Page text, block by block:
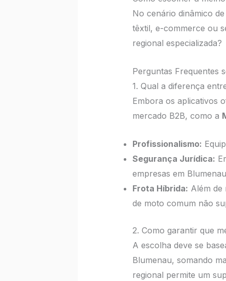
No cenário dinâmico de
têxtil, e-commerce ou
regional especializada?
Perguntas Frequentes
1. Qual a diferença
Embora os aplicativos
mercado B2B, como a
Profissionalismo:
Segurança Jurídica:
empresas em
Frota Híbrida: Além de
de moto comum não
2. Como garantir que
A escolha deve se
Blumenau, somando
regional permite um